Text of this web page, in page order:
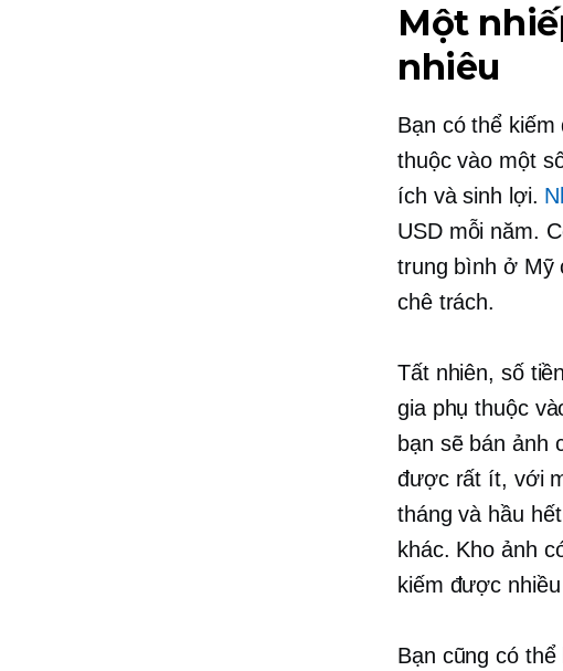
Một
nhiêu
Bạn có thể
thuộc vào một
ích và sinh lợi.
USD mỗi năm.
trung bình ở Mỹ
chê trách.
Tất nhiên, số
gia phụ thuộc
bạn sẽ bán ảnh
được rất ít, với
tháng và hầu
khác. Kho ảnh
kiếm được
Bạn cũng có